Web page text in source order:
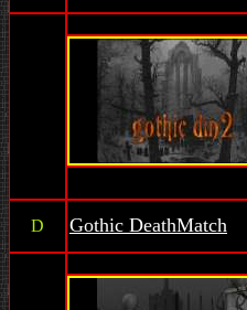
D Gothic DeathMatch